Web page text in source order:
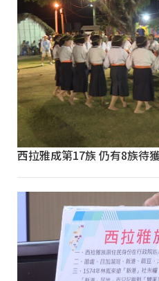
西拉雅成第17族 仍有8族待